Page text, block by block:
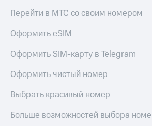
Перейти в МТС со своим номером
Оформить eSIM
Оформить SIM-карту в Telegram
Оформить чистый номер
Выбрать красивый номер
Больше возможностей выбора